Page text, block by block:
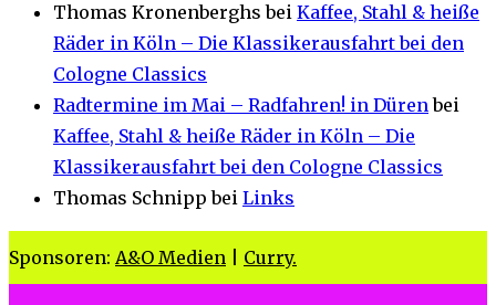
Thomas Kronenberghs bei Kaffee, Stahl & heiße
Räder in Köln – Die Klassikerausfahrt bei den
Cologne Classics
Radtermine im Mai – Radfahren! in Dürenbei
Kaffee, Stahl & heiße Räder in Köln – Die
Klassikerausfahrt bei den Cologne Classics
Thomas Schnipp bei Links
Sponsoren: A&O Medien Curry.